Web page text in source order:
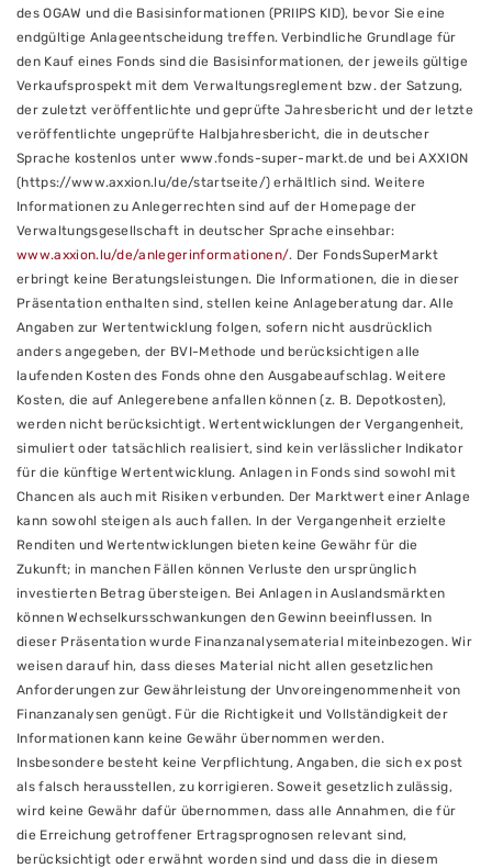
des OGAW und die Basisinformationen (PRIIPS KID), bevor Sie eine
endgültige Anlageentscheidung treffen. Verbindliche Grundlage für
den Kauf eines Fonds sind die Basisinformationen, der jeweils gültige
Verkaufsprospekt mit dem Verwaltungsreglement bzw. der Satzung,
der zuletzt veröffentlichte und geprüfte Jahresbericht und der letzte
veröffentlichte ungeprüfte Halbjahresbericht, die in deutscher
Sprache kostenlos unter www.fonds-super-markt.de und bei AXXION
(https://www.axxion.lu/de/startseite/) erhältlich sind. Weitere
Informationen zu Anlegerrechten sind auf der Homepage der
Verwaltungsgesellschaft in deutscher Sprache einsehbar:
www.axxion.lu/de/anlegerinformationen/. Der FondsSuperMarkt
erbringt keine Beratungsleistungen. Die Informationen, die in dieser
Präsentation enthalten sind, stellen keine Anlageberatung dar. Alle
Angaben zur Wertentwicklung folgen, sofern nicht ausdrücklich
anders angegeben, der BVI-Methode und berücksichtigen alle
laufenden Kosten des Fonds ohne den Ausgabeaufschlag. Weitere
Kosten, die auf Anlegerebene anfallen können (z. B. Depotkosten),
werden nicht berücksichtigt. Wertentwicklungen der Vergangenheit,
simuliert oder tatsächlich realisiert, sind kein verlässlicher Indikator
für die künftige Wertentwicklung. Anlagen in Fonds sind sowohl mit
Chancen als auch mit Risiken verbunden. Der Marktwert einer Anlage
kann sowohl steigen als auch fallen. In der Vergangenheit erzielte
Renditen und Wertentwicklungen bieten keine Gewähr für die
Zukunft; in manchen Fällen können Verluste den ursprünglich
investierten Betrag übersteigen. Bei Anlagen in Auslandsmärkten
können Wechselkursschwankungen den Gewinn beeinflussen. In
dieser Präsentation wurde Finanzanalysematerial miteinbezogen. Wir
weisen darauf hin, dass dieses Material nicht allen gesetzlichen
Anforderungen zur Gewährleistung der Unvoreingenommenheit von
Finanzanalysen genügt. Für die Richtigkeit und Vollständigkeit der
Informationen kann keine Gewähr übernommen werden.
Insbesondere besteht keine Verpflichtung, Angaben, die sich ex post
als falsch herausstellen, zu korrigieren. Soweit gesetzlich zulässig,
wird keine Gewähr dafür übernommen, dass alle Annahmen, die für
die Erreichung getroffener Ertragsprognosen relevant sind,
berücksichtigt oder erwähnt worden sind und dass die in diesem